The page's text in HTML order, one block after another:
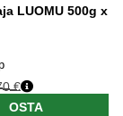
LUOMU 500g x 5
€
OSTA